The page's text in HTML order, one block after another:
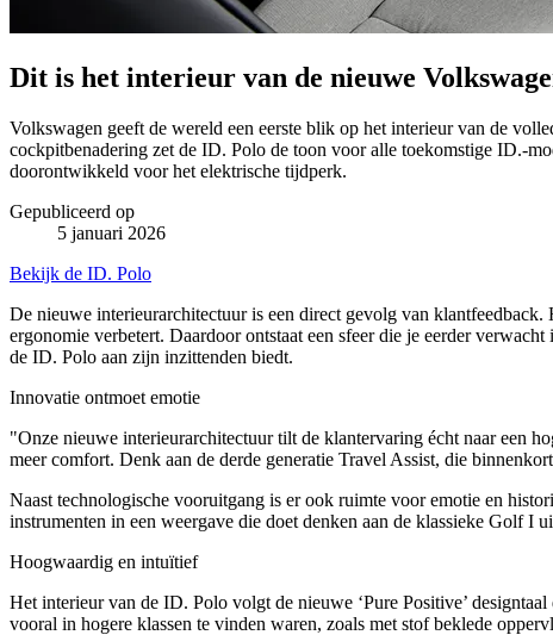
Dit is het interieur van de nieuwe
Volkswagen geeft de wereld een eerste blik op het interieur van de
cockpitbenadering zet de ID. Polo de toon voor alle toekomstige ID.-
doorontwikkeld voor het elektrische tijdperk.
Gepubliceerd op
5 januari 2026
Bekijk de ID. Polo
De nieuwe interieurarchitectuur is een direct gevolg van
ergonomie verbetert. Daardoor ontstaat een sfeer die je eerder
de ID. Polo aan zijn inzittenden biedt.
Innovatie ontmoet emotie
"Onze nieuwe interieurarchitectuur tilt de klantervaring écht naar een
meer comfort. Denk aan de derde generatie Travel Assist, die
Naast technologische vooruitgang is er ook ruimte voor emotie en
instrumenten in een weergave die doet denken aan de klassieke Golf I
Hoogwaardig en intuïtief
Het interieur van de ID. Polo volgt de nieuwe ‘Pure Positive’
vooral in hogere klassen te vinden waren, zoals met stof beklede